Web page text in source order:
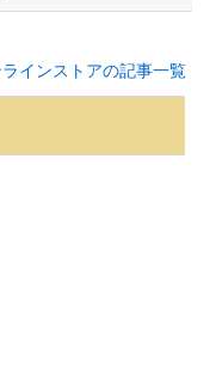
インストアの記事一覧